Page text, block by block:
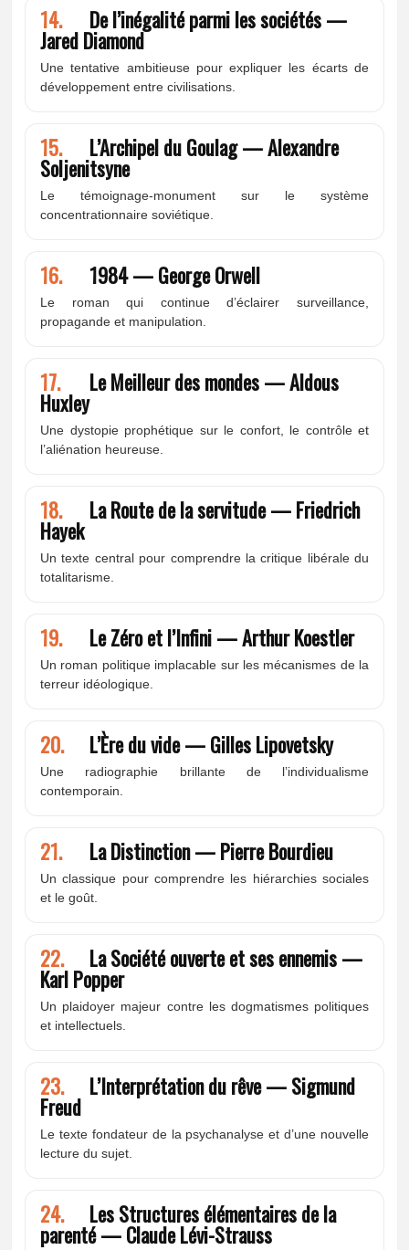
14. De l’inégalité parmi les sociétés —
Jared Diamond
Une tentative ambitieuse pour expliquer les écarts de
développement entre civilisations.
15. L’Archipel du Goulag — Alexandre
Soljenitsyne
Le témoignage-monument sur le système
concentrationnaire soviétique.
16. 1984 — George Orwell
Le roman qui continue d’éclairer surveillance,
propagande et manipulation.
17. Le Meilleur des mondes — Aldous
Huxley
Une dystopie prophétique sur le confort, le contrôle et
l’aliénation heureuse.
18. La Route de la servitude — Friedrich
Hayek
Un texte central pour comprendre la critique libérale du
totalitarisme.
19. Le Zéro et l’Infini — Arthur Koestler
Un roman politique implacable sur les mécanismes de la
terreur idéologique.
20. L’Ère du vide — Gilles Lipovetsky
Une radiographie brillante de l’individualisme
contemporain.
21. La Distinction — Pierre Bourdieu
Un classique pour comprendre les hiérarchies sociales
et le goût.
22. La Société ouverte et ses ennemis —
Karl Popper
Un plaidoyer majeur contre les dogmatismes politiques
et intellectuels.
23. L’Interprétation du rêve — Sigmund
Freud
Le texte fondateur de la psychanalyse et d’une nouvelle
lecture du sujet.
24. Les Structures élémentaires de la
parenté — Claude Lévi-Strauss